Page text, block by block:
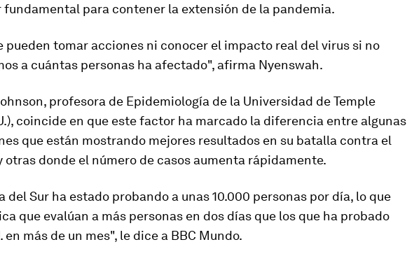
para contener la extensión de la pandemia.
pueden tomar acciones ni conocer el impacto real del virus si no
a cuántas personas ha afectado", afirma Nyenswah.
profesora de Epidemiología de la Universidad de Temple
coincide en que este factor ha marcado la diferencia entre algunas
que están mostrando mejores resultados en su batalla contra el
otras donde el número de casos aumenta rápidamente.
del Sur ha estado probando a unas 10.000 personas por día, lo que
que evalúan a más personas en dos días que los que ha probado
en más de un mes", le dice a BBC Mundo.